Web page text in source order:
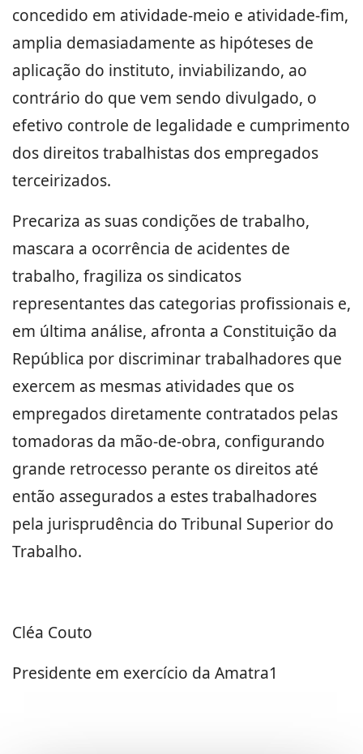
concedido em atividade-meio e atividade-fim,
amplia demasiadamente as hipóteses de
aplicação do instituto, inviabilizando, ao
contrário do que vem sendo divulgado, o
efetivo controle de legalidade e cumprimento
dos direitos trabalhistas dos empregados
terceirizados.
Precariza as suas condições de trabalho,
mascara a ocorrência de acidentes de
trabalho, fragiliza os sindicatos
representantes das categorias profissionais e,
em última análise, afronta a Constituição da
República por discriminar trabalhadores que
exercem as mesmas atividades que os
empregados diretamente contratados pelas
tomadoras da mão-de-obra, configurando
grande retrocesso perante os direitos até
então assegurados a estes trabalhadores
pela jurisprudência do Tribunal Superior do
Trabalho.
Cléa Couto
Presidente em exercício da Amatra1